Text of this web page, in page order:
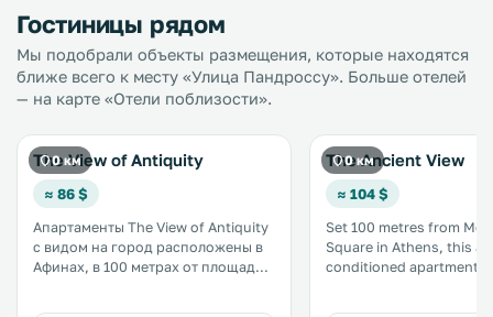
Гостиницы рядом
Мы подобрали объекты размещения, которые находятся
ближе всего к месту «Улица Пандроссу». Больше отелей
— на карте «Отели поблизости».
0 км
The View of Antiquity
≈ 86 $
Апартаменты The View of Antiquity
с видом на город расположены в
Афинах, в 100 метрах от площади
0 км
The Ancient View
≈ 104 $
Set 100 metres from
Square in Athens, this
conditioned apartment